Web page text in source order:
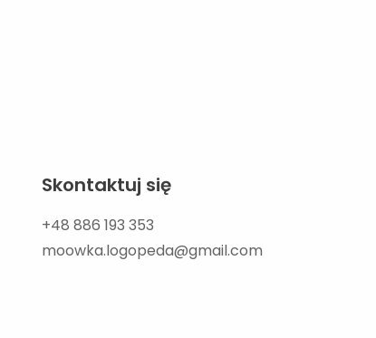
Skontaktuj się
+48 886 193 353
moowka.logopeda@gmail.com